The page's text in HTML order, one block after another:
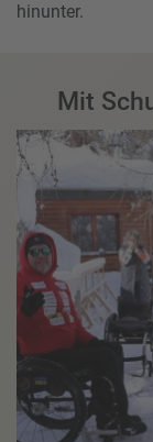
hinunter.
Mit